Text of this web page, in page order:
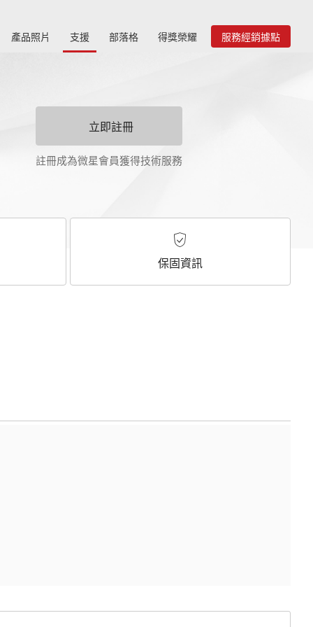
產品照片 支援 部落格 得獎榮耀 服務經銷據點
立即註冊
註冊成為微星會員獲得技術服務
保固資訊